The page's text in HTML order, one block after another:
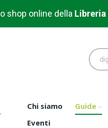
o shop online della Libreria
Chi siamo Guide
Eventi